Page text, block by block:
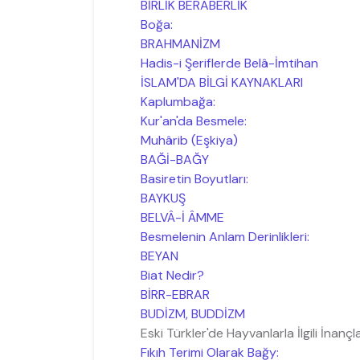
BİRLİK BERABERLİK
Boğa:
BRAHMANİZM
Hadis-i Şeriflerde Belâ-İmtihan
İSLAM'DA BİLGİ KAYNAKLARI
Kaplumbağa:
Kur'an'da Besmele:
Muhârib (Eşkiya)
BAĞİ-BAĞY
Basiretin Boyutları:
BAYKUŞ
BELVÂ-İ ÂMME
Besmelenin Anlam Derinlikleri:
BEYAN
Biat Nedir?
BİRR-EBRAR
BUDİZM, BUDDİZM
Eski Türkler'de Hayvanlarla İlgili
Fıkıh Terimi Olarak Bağy: